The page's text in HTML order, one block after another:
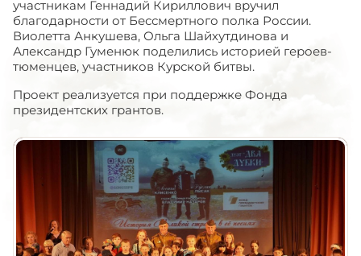
участникам Геннадий Кириллович вручил
благодарности от Бессмертного полка России.
Виолетта Анкушева, Ольга Шайхутдинова и
Александр Гуменюк поделились историей героев-
тюменцев, участников Курской битвы.
Проект реализуется при поддержке Фонда
президентских грантов.